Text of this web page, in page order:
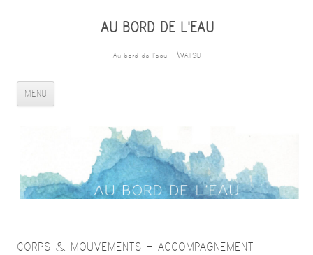
AU BORD DE L'EAU
Au bord de l'eau – WATSU
MENU
CORPS & MOUVEMENTS – ACCOMPAGNEMENT